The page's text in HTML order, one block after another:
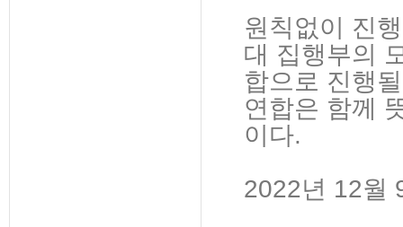
원칙없이 진
대 집행부의
합으로 진행
연합은 함께
이다.
2022년 12월